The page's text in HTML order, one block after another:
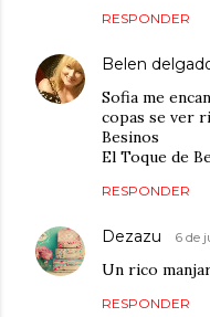
RESPONDER
Belen
Sofia me
copas se ver
Besinos
El Toque de
RESPONDER
Dezazu 6 de
Un rico
RESPONDER